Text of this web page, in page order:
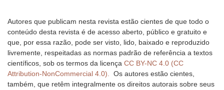
Autores que publicam nesta revista estão cientes de que todo o
conteúdo desta revista é de acesso aberto, público e gratuito e
que, por essa razão, pode ser visto, lido, baixado e reproduzido
livremente, respeitadas as normas padrão de referência a textos
científicos, sob os termos da licença CC BY-NC 4.0 (CC
Attribution-NonCommercial 4.0). Os autores estão cientes,
também, que retêm integralmente os direitos autorais sobre seus